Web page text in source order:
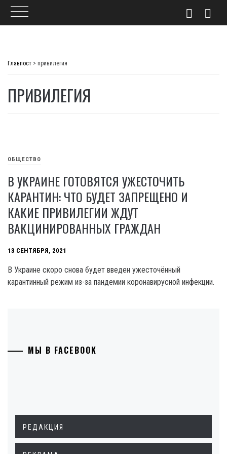
Главпост > привилегия
ПРИВИЛЕГИЯ
ОБЩЕСТВО
В УКРАИНЕ ГОТОВЯТСЯ УЖЕСТОЧИТЬ
КАРАНТИН: ЧТО БУДЕТ ЗАПРЕЩЕНО И
КАКИЕ ПРИВИЛЕГИИ ЖДУТ
ВАКЦИНИРОВАННЫХ ГРАЖДАН
13 СЕНТЯБРЯ, 2021
В Украине скоро снова будет введен ужесточённый
карантинный режим из-за пандемии коронавирусной инфекции.
МЫ В FACEBOOK
РЕДАКЦИЯ